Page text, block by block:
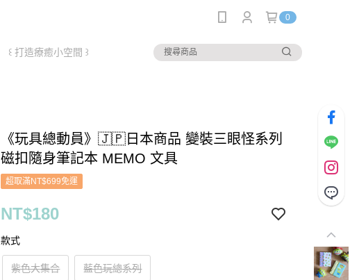
0
꒰ 打造療癒小空間 ꒱
《玩具總動員》🇯🇵日本商品 變裝三眼怪系列
磁扣隨身筆記本 MEMO 文具
超取滿NT$699免運
NT$180
款式
紫色大集合 藍色玩總系列